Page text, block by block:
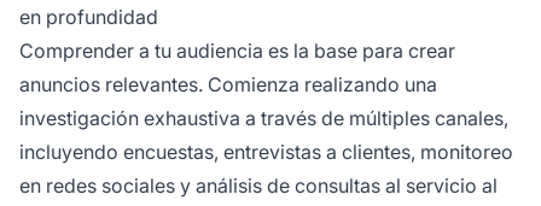
en profundidad
Comprender a tu audiencia es la base para crear
anuncios relevantes. Comienza realizando una
investigación exhaustiva a través de múltiples canales,
incluyendo encuestas, entrevistas a clientes, monitoreo
en redes sociales y análisis de consultas al servicio al